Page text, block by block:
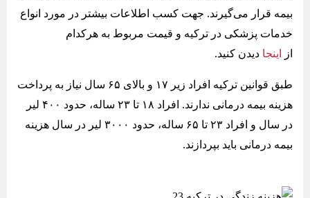
بیمه قرار می‌گیرند. جهت کسب اطلاعات بیشتر در مورد انواع
خدمات پزشکی در ترکیه و قیمت مربوط به هرکدام
از
اینجا دیدن کنید.
طبق قوانین ترکیه افراد زیر ۱۷ و بالای ۶۵ سال نیاز به پرداخت
هزینه بیمه درمانی ندارند. افراد ۱۸ تا ۲۳ ساله، حدود ۴۰۰ لیر
در سال و افراد ۲۳ تا ۶۵ ساله، حدود ۳۰۰۰ لیر در سال هزینه
بیمه درمانی باید بپردازند.